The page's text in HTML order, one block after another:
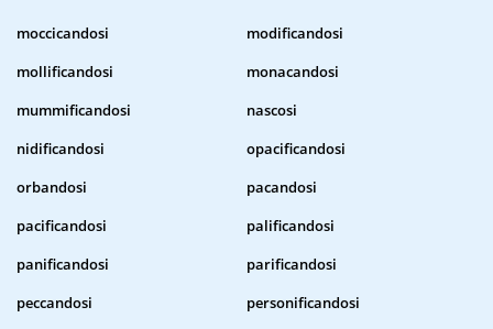
moccicandosi
modificandosi
mollificandosi
monacandosi
mummificandosi
nascosi
nidificandosi
opacificandosi
orbandosi
pacandosi
pacificandosi
palificandosi
panificandosi
parificandosi
peccandosi
personificandosi